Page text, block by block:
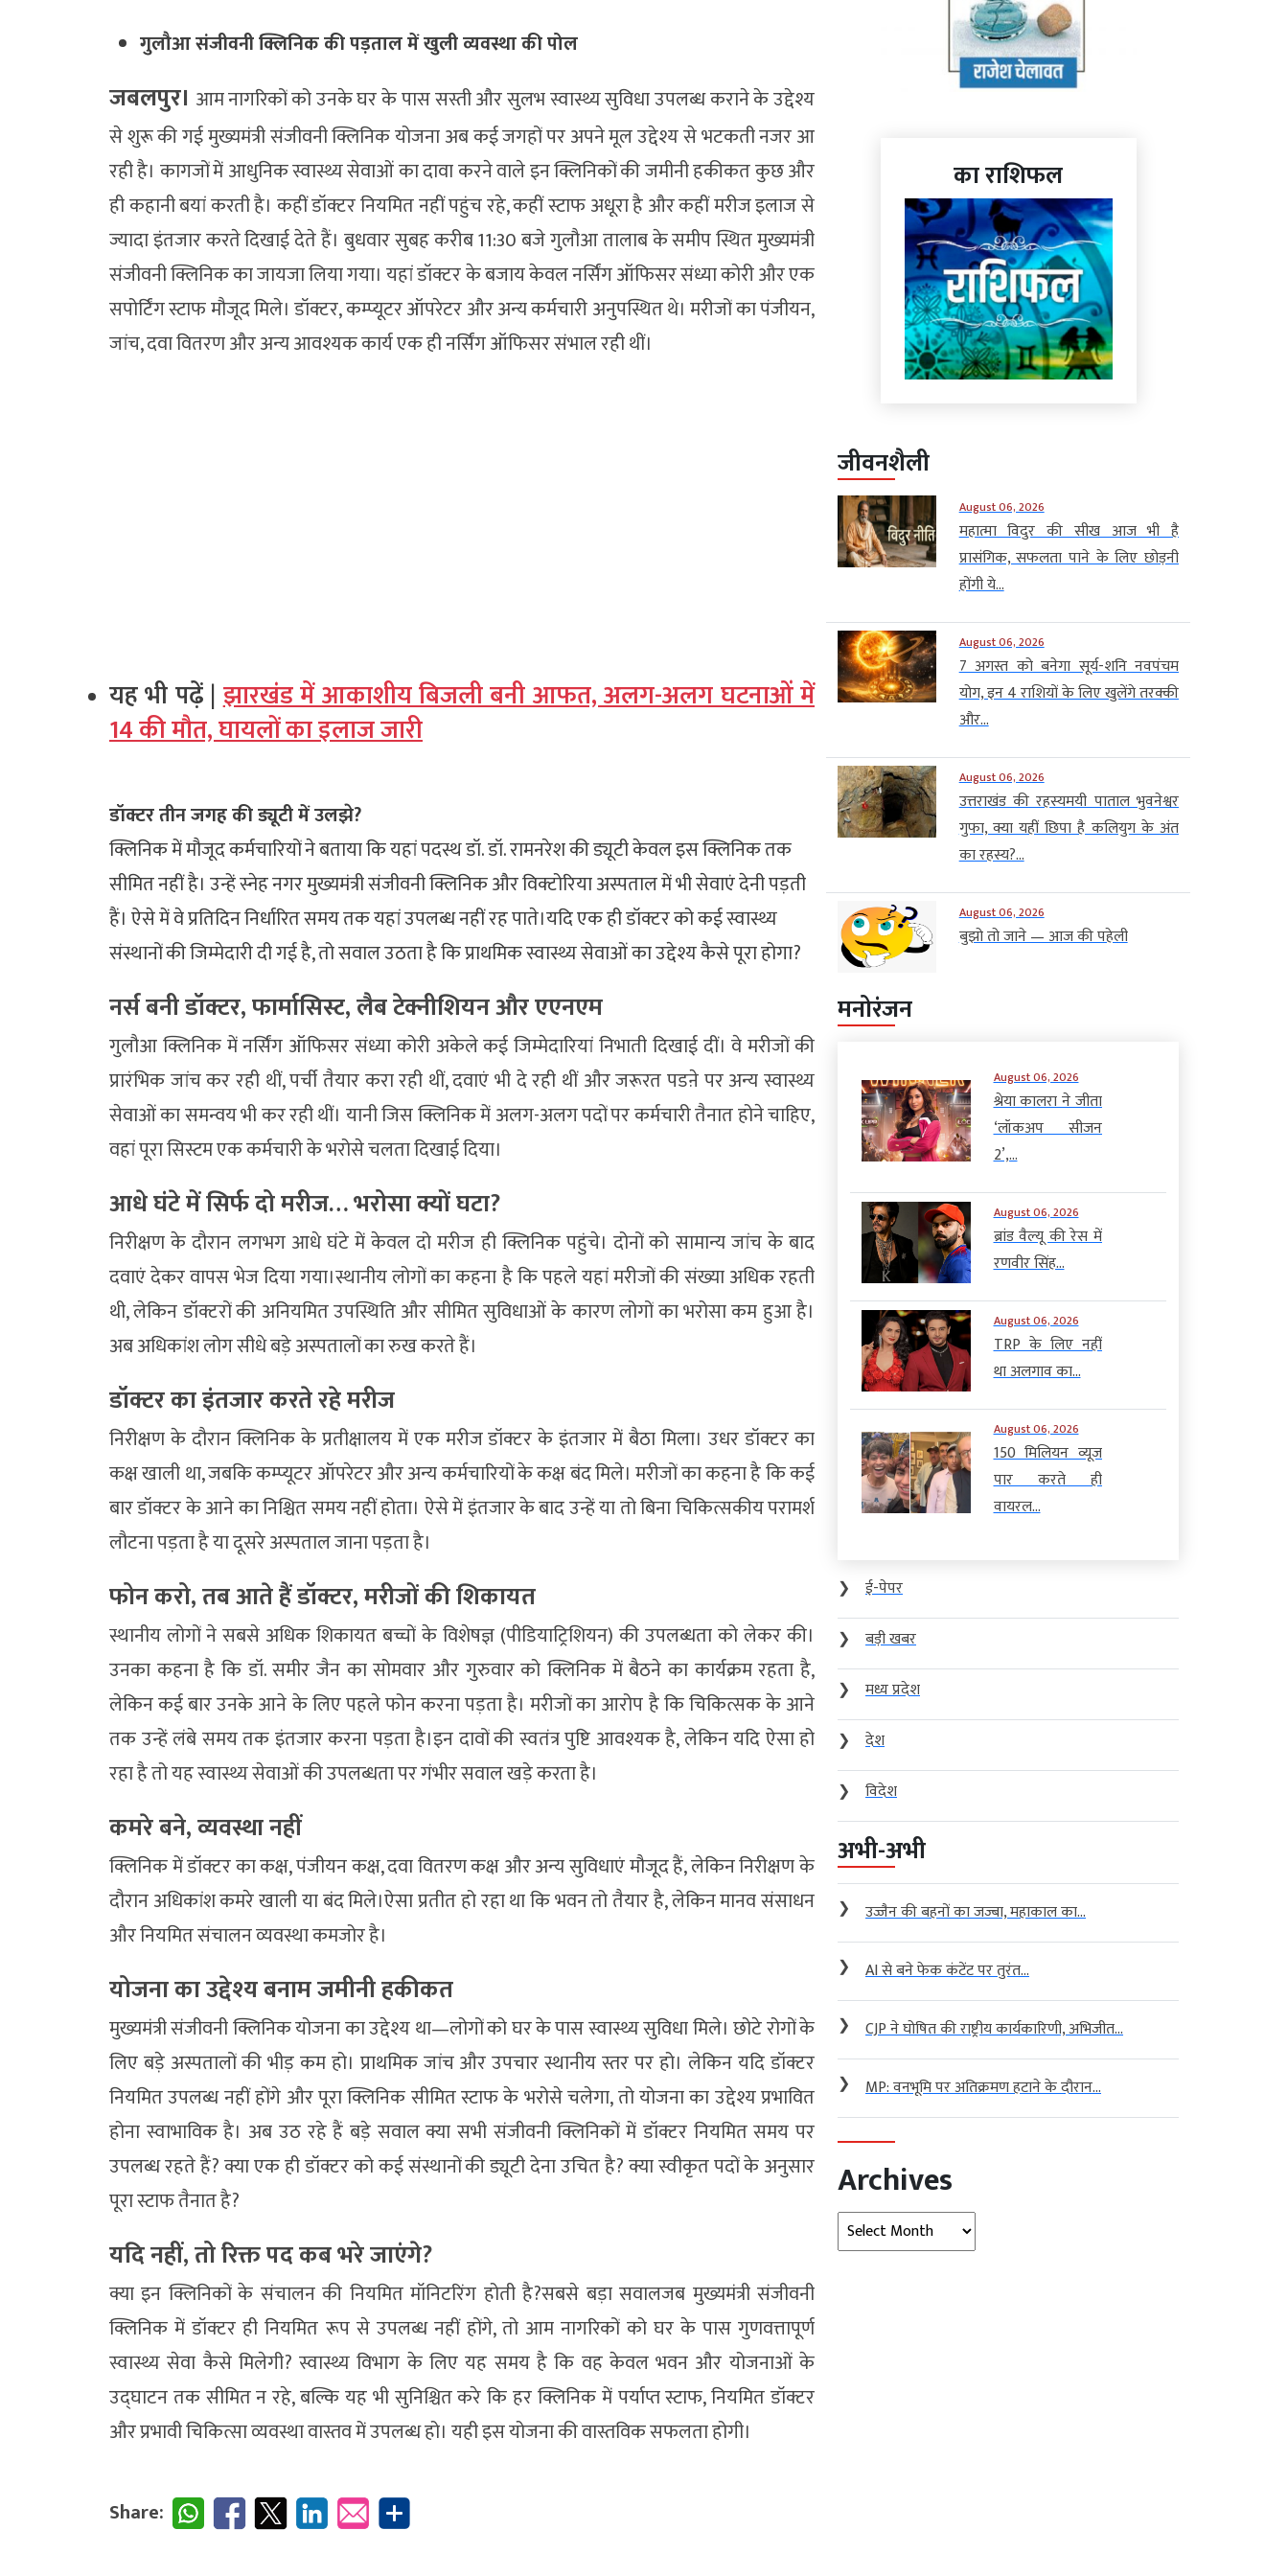
गुलौआ संजीवनी क्लिनिक की पड़ताल में खुली व्यवस्था की पोल
जबलपुर। आम नागरिकों को उनके घर के पास सस्ती और सुलभ स्वास्थ्य सुविधा उपलब्ध कराने के उद्देश्य
से शुरू की गई मुख्यमंत्री संजीवनी क्लिनिक योजना अब कई जगहों पर अपने मूल उद्देश्य से भटकती नजर आ
रही है। कागजों में आधुनिक स्वास्थ्य सेवाओं का दावा करने वाले इन क्लिनिकों की जमीनी हकीकत कुछ और
ही कहानी बयां करती है। कहीं डॉक्टर नियमित नहीं पहुंच रहे, कहीं स्टाफ अधूरा है और कहीं मरीज इलाज से
ज्यादा इंतजार करते दिखाई देते हैं। बुधवार सुबह करीब 11:30 बजे गुलौआ तालाब के समीप स्थित मुख्यमंत्री
संजीवनी क्लिनिक का जायजा लिया गया। यहां डॉक्टर के बजाय केवल नर्सिंग ऑफिसर संध्या कोरी और एक
सपोर्टिंग स्टाफ मौजूद मिले। डॉक्टर, कम्प्यूटर ऑपरेटर और अन्य कर्मचारी अनुपस्थित थे। मरीजों का पंजीयन,
जांच, दवा वितरण और अन्य आवश्यक कार्य एक ही नर्सिंग ऑफिसर संभाल रही थीं।
यह भी पढ़ें |झारखंड में आकाशीय बिजली बनी आफत, अलग-अलग घटनाओं में
14 की मौत, घायलों का इलाज जारी
डॉक्टर तीन जगह की ड्यूटी में उलझे?
क्लिनिक में मौजूद कर्मचारियों ने बताया कि यहां पदस्थ डॉ. डॉ. रामनरेश की ड्यूटी केवल इस क्लिनिक तक
सीमित नहीं है। उन्हें स्नेह नगर मुख्यमंत्री संजीवनी क्लिनिक और विक्टोरिया अस्पताल में भी सेवाएं देनी पड़ती
हैं। ऐसे में वे प्रतिदिन निर्धारित समय तक यहां उपलब्ध नहीं रह पाते।यदि एक ही डॉक्टर को कई स्वास्थ्य
संस्थानों की जिम्मेदारी दी गई है, तो सवाल उठता है कि प्राथमिक स्वास्थ्य सेवाओं का उद्देश्य कैसे पूरा होगा?
नर्स बनी डॉक्टर, फार्मासिस्ट, लैब टेक्नीशियन और एएनएम
गुलौआ क्लिनिक में नर्सिंग ऑफिसर संध्या कोरी अकेले कई जिम्मेदारियां निभाती दिखाई दीं। वे मरीजों की
प्रारंभिक जांच कर रही थीं, पर्ची तैयार करा रही थीं, दवाएं भी दे रही थीं और जरूरत पडऩे पर अन्य स्वास्थ्य
सेवाओं का समन्वय भी कर रही थीं। यानी जिस क्लिनिक में अलग-अलग पदों पर कर्मचारी तैनात होने चाहिए,
वहां पूरा सिस्टम एक कर्मचारी के भरोसे चलता दिखाई दिया।
आधे घंटे में सिर्फ दो मरीज… भरोसा क्यों घटा?
निरीक्षण के दौरान लगभग आधे घंटे में केवल दो मरीज ही क्लिनिक पहुंचे। दोनों को सामान्य जांच के बाद
दवाएं देकर वापस भेज दिया गया।स्थानीय लोगों का कहना है कि पहले यहां मरीजों की संख्या अधिक रहती
थी, लेकिन डॉक्टरों की अनियमित उपस्थिति और सीमित सुविधाओं के कारण लोगों का भरोसा कम हुआ है।
अब अधिकांश लोग सीधे बड़े अस्पतालों का रुख करते हैं।
डॉक्टर का इंतजार करते रहे मरीज
निरीक्षण के दौरान क्लिनिक के प्रतीक्षालय में एक मरीज डॉक्टर के इंतजार में बैठा मिला। उधर डॉक्टर का
कक्ष खाली था, जबकि कम्प्यूटर ऑपरेटर और अन्य कर्मचारियों के कक्ष बंद मिले। मरीजों का कहना है कि कई
बार डॉक्टर के आने का निश्चित समय नहीं होता। ऐसे में इंतजार के बाद उन्हें या तो बिना चिकित्सकीय परामर्श
लौटना पड़ता है या दूसरे अस्पताल जाना पड़ता है।
फोन करो, तब आते हैं डॉक्टर, मरीजों की शिकायत
स्थानीय लोगों ने सबसे अधिक शिकायत बच्चों के विशेषज्ञ (पीडियाट्रिशियन) की उपलब्धता को लेकर की।
उनका कहना है कि डॉ. समीर जैन का सोमवार और गुरुवार को क्लिनिक में बैठने का कार्यक्रम रहता है,
लेकिन कई बार उनके आने के लिए पहले फोन करना पड़ता है। मरीजों का आरोप है कि चिकित्सक के आने
तक उन्हें लंबे समय तक इंतजार करना पड़ता है।इन दावों की स्वतंत्र पुष्टि आवश्यक है, लेकिन यदि ऐसा हो
रहा है तो यह स्वास्थ्य सेवाओं की उपलब्धता पर गंभीर सवाल खड़े करता है।
कमरे बने, व्यवस्था नहीं
क्लिनिक में डॉक्टर का कक्ष, पंजीयन कक्ष, दवा वितरण कक्ष और अन्य सुविधाएं मौजूद हैं, लेकिन निरीक्षण के
दौरान अधिकांश कमरे खाली या बंद मिले।ऐसा प्रतीत हो रहा था कि भवन तो तैयार है, लेकिन मानव संसाधन
और नियमित संचालन व्यवस्था कमजोर है।
योजना का उद्देश्य बनाम जमीनी हकीकत
मुख्यमंत्री संजीवनी क्लिनिक योजना का उद्देश्य था—लोगों को घर के पास स्वास्थ्य सुविधा मिले। छोटे रोगों के
लिए बड़े अस्पतालों की भीड़ कम हो। प्राथमिक जांच और उपचार स्थानीय स्तर पर हो। लेकिन यदि डॉक्टर
नियमित उपलब्ध नहीं होंगे और पूरा क्लिनिक सीमित स्टाफ के भरोसे चलेगा, तो योजना का उद्देश्य प्रभावित
होना स्वाभाविक है। अब उठ रहे हैं बड़े सवाल क्या सभी संजीवनी क्लिनिकों में डॉक्टर नियमित समय पर
उपलब्ध रहते हैं? क्या एक ही डॉक्टर को कई संस्थानों की ड्यूटी देना उचित है? क्या स्वीकृत पदों के अनुसार
पूरा स्टाफ तैनात है?
यदि नहीं, तो रिक्त पद कब भरे जाएंगे?
क्या इन क्लिनिकों के संचालन की नियमित मॉनिटरिंग होती है?सबसे बड़ा सवालजब मुख्यमंत्री संजीवनी
क्लिनिक में डॉक्टर ही नियमित रूप से उपलब्ध नहीं होंगे, तो आम नागरिकों को घर के पास गुणवत्तापूर्ण
स्वास्थ्य सेवा कैसे मिलेगी? स्वास्थ्य विभाग के लिए यह समय है कि वह केवल भवन और योजनाओं के
उद्घाटन तक सीमित न रहे, बल्कि यह भी सुनिश्चित करे कि हर क्लिनिक में पर्याप्त स्टाफ, नियमित डॉक्टर
और प्रभावी चिकित्सा व्यवस्था वास्तव में उपलब्ध हो। यही इस योजना की वास्तविक सफलता होगी।
Share:
का राशिफल
जीवनशैली
August 06, 2026
महात्मा विदुर की सीख आज भी है
प्रासंगिक, सफलता पाने के लिए छोड़नी
होंगी ये...
August 06, 2026
7 अगस्त को बनेगा सूर्य-शनि नवपंचम
योग, इन 4 राशियों के लिए खुलेंगे तरक्की
और...
August 06, 2026
उत्तराखंड की रहस्यमयी पाताल भुवनेश्वर
गुफा, क्या यहीं छिपा है कलियुग के अंत
का रहस्य?...
August 06, 2026
बुझो तो जाने — आज की पहेली
मनोरंजन
August 06, 2026
श्रेया कालरा ने जीता
‘लॉकअप सीजन
2’,...
August 06, 2026
ब्रांड वैल्यू की रेस में
रणवीर सिंह...
August 06, 2026
TRP के लिए नहीं
था अलगाव का...
August 06, 2026
150 मिलियन व्यूज
पार करते ही
वायरल...
❯
ई-पेपर
❯
बड़ी खबर
❯
मध्य प्रदेश
❯
देश
❯
विदेश
अभी-अभी
❯ उज्जैन की बहनों का जज्बा, महाकाल का...
❯ AI से बने फेक कंटेंट पर तुरंत...
❯ CJP ने घोषित की राष्ट्रीय कार्यकारिणी, अभिजीत...
❯ MP: वनभूमि पर अतिक्रमण हटाने के दौरान...
Archives
Archives